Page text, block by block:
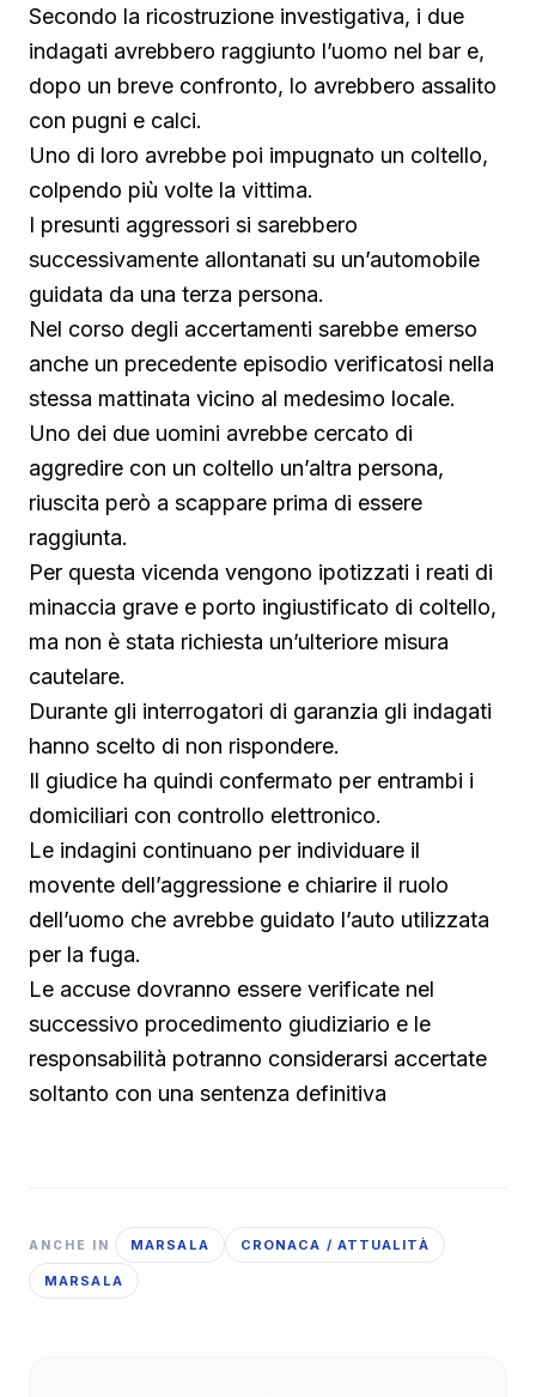
Secondo la ricostruzione investigativa, i due
indagati avrebbero raggiunto l’uomo nel bar e,
dopo un breve confronto, lo avrebbero assalito
con pugni e calci.
Uno di loro avrebbe poi impugnato un coltello,
colpendo più volte la vittima.
I presunti aggressori si sarebbero
successivamente allontanati su un’automobile
guidata da una terza persona.
Nel corso degli accertamenti sarebbe emerso
anche un precedente episodio verificatosi nella
stessa mattinata vicino al medesimo locale.
Uno dei due uomini avrebbe cercato di
aggredire con un coltello un’altra persona,
riuscita però a scappare prima di essere
raggiunta.
Per questa vicenda vengono ipotizzati i reati di
minaccia grave e porto ingiustificato di coltello,
ma non è stata richiesta un’ulteriore misura
cautelare.
Durante gli interrogatori di garanzia gli indagati
hanno scelto di non rispondere.
Il giudice ha quindi confermato per entrambi i
domiciliari con controllo elettronico.
Le indagini continuano per individuare il
movente dell’aggressione e chiarire il ruolo
dell’uomo che avrebbe guidato l’auto utilizzata
per la fuga.
Le accuse dovranno essere verificate nel
successivo procedimento giudiziario e le
responsabilità potranno considerarsi accertate
soltanto con una sentenza definitiva
ANCHE IN MARSALA CRONACA / ATTUALITÀ
MARSALA